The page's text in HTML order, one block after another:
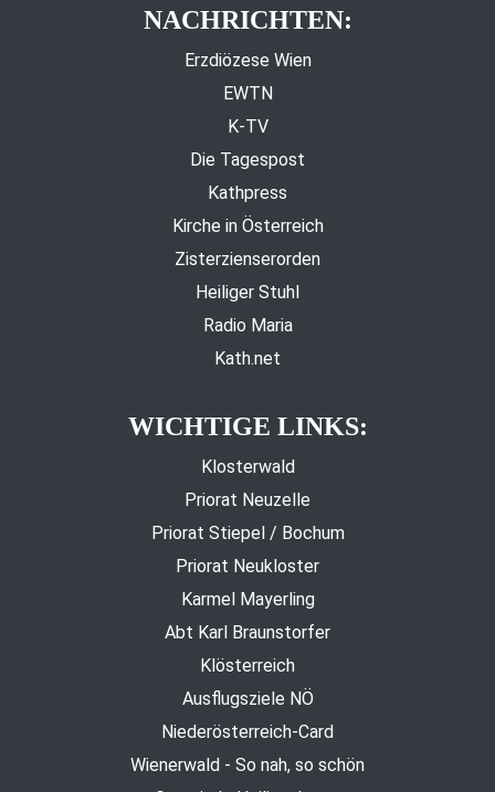
NACHRICHTEN:
Erzdiözese Wien
EWTN
K-TV
Die Tagespost
Kathpress
Kirche in Österreich
Zisterzienserorden
Heiliger Stuhl
Radio Maria
Kath.net
WICHTIGE LINKS:
Klosterwald
Priorat Neuzelle
Priorat Stiepel / Bochum
Priorat Neukloster
Karmel Mayerling
Abt Karl Braunstorfer
Klösterreich
Ausflugsziele NÖ
Niederösterreich-Card
Wienerwald - So nah, so schön